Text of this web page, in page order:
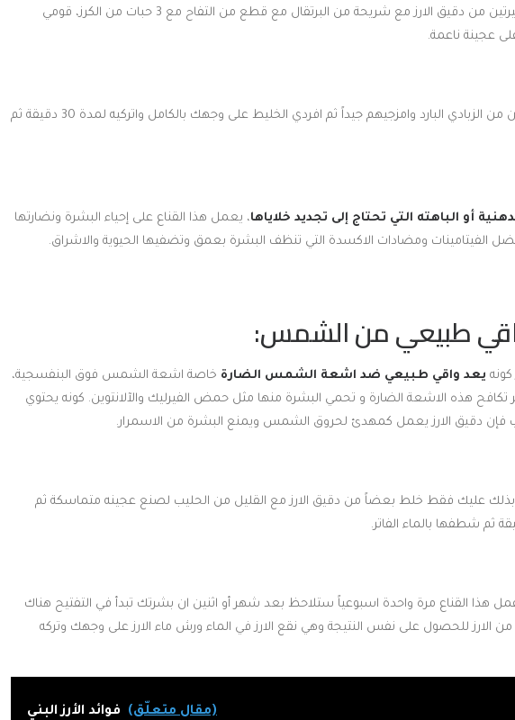
القناع عليك خلط ملعقتين كبيرتين من دقيق الارز مع شريحة من البرتقال مع قطع من التفاح مع 3 حبات من الكرز، قومي
عجينة ناعمة.
قومي بإضافة معلقتين كبيرتين من الزبادي البارد وامزجيهم جيداً ثم افردي الخليط على وجهك بالكامل واتركيه لمدة 30 دقيقة ثم
أو الباهته التي تحتاج إلى تجديد خلاياها، يعمل هذا القناع على إحياء البشرة ونضارتها
الفيتامينات ومضادات الاكسدة التي تنظف البشرة بعمق وتضفيها الحيوية والاشراق.
يعد واقي طبيعي ضد اشعة الشمس الضارة خاصة اشعة الشمس فوق البنفسجية،
تكافح هذه الاشعة الضارة و تحمي البشرة منها مثل حمض الفيرليك والآلانتوين. كونه يحتوي
دقيق الارز يعمل كمهدئ لحروق الشمس ويمنع البشرة من الاسمرار.
عليك فقط خلط بعضاً من دقيق الارز مع القليل من الحليب لصنع عجينه متماسكة ثم
القناع مرة واحدة اسبوعياً ستلاحظ بعد شهر أو اثنين ان بشرتك تبدأ في التفتيح هناك
الارز للحصول على نفس النتيجة وهي نقع الارز في الماء ورش ماء الارز على وجهك وتركه
(مقال متعلّق) فوائد الأرز البني